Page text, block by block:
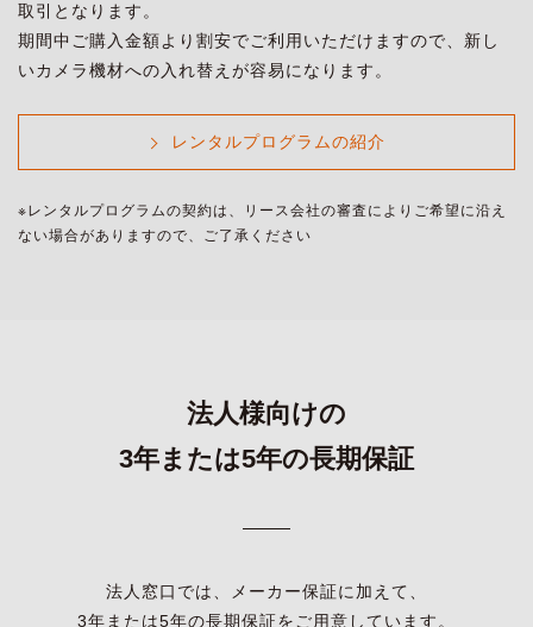
取引となります。
期間中ご購入金額より割安でご利用いただけますので、新し
いカメラ機材への入れ替えが容易になります。
レンタルプログラムの紹介
※レンタルプログラムの契約は、リース会社の審査によりご希望に沿え
ない場合がありますので、ご了承ください
法人様向けの
3年または5年の長期保証
法人窓口では、メーカー保証に加えて、
3年または5年の長期保証をご用意しています。